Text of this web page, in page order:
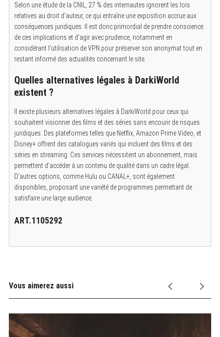
Selon une étude de la CNIL, 27 % des internautes ignorent les lois
relatives au droit d’auteur, ce qui entraîne une exposition accrue aux
conséquences juridiques. Il est donc primordial de prendre conscience
de ces implications et d’agir avec prudence, notamment en
considérant l’utilisation de VPN pour préserver son anonymat tout en
restant informé des actualités concernant le site.
Quelles alternatives légales à DarkiWorld
existent ?
Il existe plusieurs alternatives légales à DarkiWorld pour ceux qui
souhaitent visionner des films et des séries sans encourir de risques
juridiques. Des plateformes telles que Netflix, Amazon Prime Video, et
Disney+ offrent des catalogues variés qui incluent des films et des
séries en streaming. Ces services nécessitent un abonnement, mais
permettent d’accéder à un contenu de qualité dans un cadre légal.
D’autres options, comme Hulu ou CANAL+, sont également
disponibles, proposant une variété de programmes permettant de
satisfaire une large audience.
ART.1105292
Vous aimerez aussi